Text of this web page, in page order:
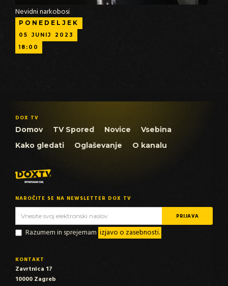
Nevidni narkobosi
PONEDELJEK
05 JUNIJ
2023
18:00
DOX TV
Domov TV Spored Novice
Vsebina
Kako gledati
Oglaševanje O kanalu
NAROČITE SE NA NEWSLETTER DOX TV
Razumem in sprejemam izjavo o zasebnosti.
KONTAKT
Zavrtnica 17
10000 Zagreb